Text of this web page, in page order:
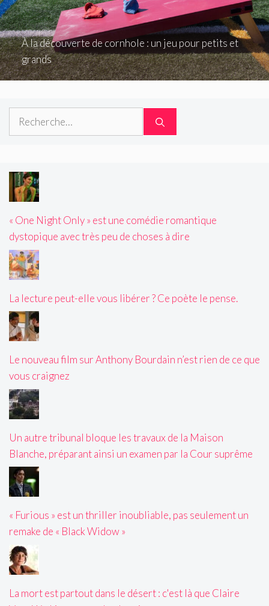
À la découverte de cornhole : un jeu pour petits et
grands
Rechercher :
« One Night Only » est une comédie romantique
dystopique avec très peu de choses à dire
La lecture peut-elle vous libérer ? Ce poète le pense.
Le nouveau film sur Anthony Bourdain n’est rien de ce que
vous craignez
Un autre tribunal bloque les travaux de la Maison
Blanche, préparant ainsi un examen par la Cour suprême
« Furious » est un thriller inoubliable, pas seulement un
remake de « Black Widow »
La mort est partout dans le désert : c'est là que Claire